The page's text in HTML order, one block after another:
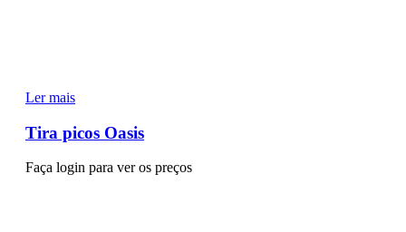
Ler mais
Tira picos Oasis
Faça login para ver os preços